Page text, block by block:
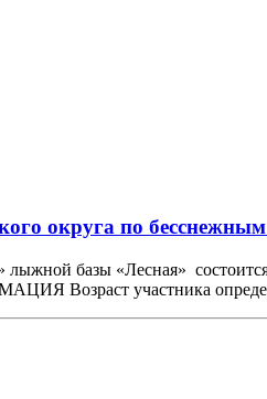
округа по
базы «Лесная»
Возраст участника